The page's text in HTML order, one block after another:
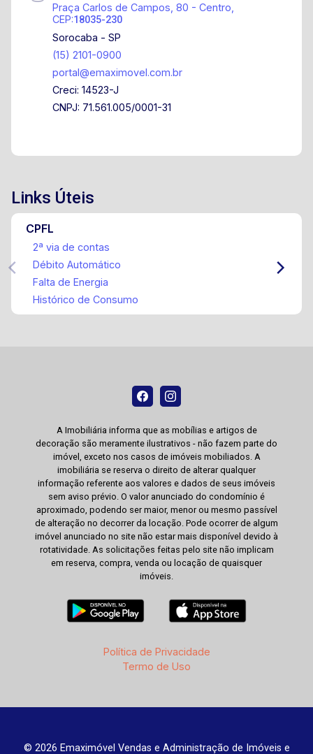
Praça Carlos de Campos, 80 - Centro,
CEP:18035-230
Sorocaba - SP
(15) 2101-0900
portal@emaximovel.com.br
Creci: 14523-J
CNPJ: 71.561.005/0001-31
Links Úteis
CPFL
2ª via de contas
Débito Automático
Falta de Energia
Histórico de Consumo
A Imobiliária informa que as mobílias e artigos de
decoração são meramente ilustrativos - não fazem parte do
imóvel, exceto nos casos de imóveis mobiliados. A
imobiliária se reserva o direito de alterar qualquer
informação referente aos valores e dados de seus imóveis
sem aviso prévio. O valor anunciado do condomínio é
aproximado, podendo ser maior, menor ou mesmo passível
de alteração no decorrer da locação. Pode ocorrer de algum
imóvel anunciado no site não estar mais disponível devido à
rotatividade. As solicitações feitas pelo site não implicam
em reserva, compra, venda ou locação de quaisquer
imóveis.
Política de Privacidade
Termo de Uso
© 2026 Emaximóvel Vendas e Administração de Imóveis e